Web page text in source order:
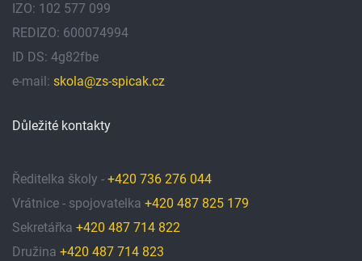
IZO: 102 577 099
REDIZO: 600074994
ID DS: 4g82fbe
e-mail: skola@zs-spicak.cz
Důležité kontakty
Ředitelka školy - +420 736 276 044
Vrátnice - spojovatelka +420 487 825 179
Sekretářka +420 487 714 822
Družina +420 487 714 823